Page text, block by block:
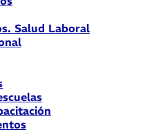
Salud Laboral